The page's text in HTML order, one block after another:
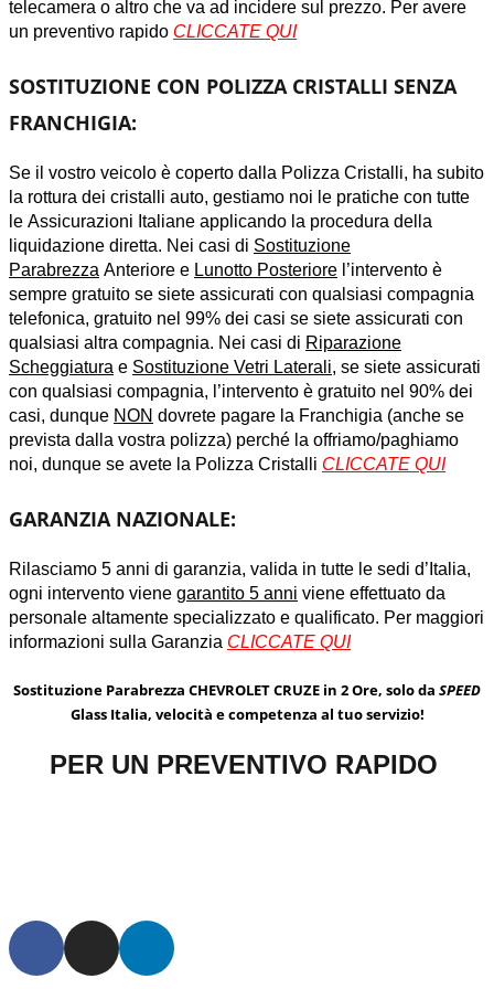
telecamera o altro che va ad incidere sul prezzo. Per avere
un preventivo rapido CLICCATE QUI
SOSTITUZIONE CON POLIZZA CRISTALLI SENZA
FRANCHIGIA:
Se il vostro veicolo è coperto dalla Polizza Cristalli, ha subito
la rottura dei cristalli auto, gestiamo noi le pratiche con tutte
le Assicurazioni Italiane applicando la procedura della
liquidazione diretta. Nei casi di Sostituzione
Parabrezza Anteriore e Lunotto Posteriore l’intervento è
sempre gratuito se siete assicurati con qualsiasi compagnia
telefonica, gratuito nel 99% dei casi se siete assicurati con
qualsiasi altra compagnia. Nei casi di Riparazione
Scheggiatura e Sostituzione Vetri Laterali, se siete assicurati
con qualsiasi compagnia, l’intervento è gratuito nel 90% dei
casi, dunque NON dovrete pagare la Franchigia (anche se
prevista dalla vostra polizza) perché la offriamo/paghiamo
noi, dunque se avete la Polizza Cristalli CLICCATE QUI
GARANZIA NAZIONALE:
Rilasciamo 5 anni di garanzia, valida in tutte le sedi d’Italia,
ogni intervento viene garantito 5 anni viene effettuato da
personale altamente specializzato e qualificato. Per maggiori
informazioni sulla Garanzia CLICCATE QUI
Sostituzione Parabrezza CHEVROLET CRUZE in 2 Ore, solo da SPEED
Glass Italia, velocità e competenza al tuo servizio!
PER UN PREVENTIVO RAPIDO